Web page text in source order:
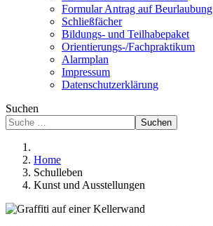
Formular Antrag auf Beurlaubung
Schließfächer
Bildungs- und Teilhabepaket
Orientierungs-/Fachpraktikum
Alarmplan
Impressum
Datenschutzerklärung
Suchen
Suchen
Home
Schulleben
Kunst und Ausstellungen